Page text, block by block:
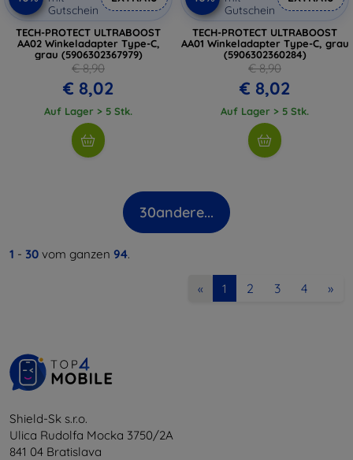
Gutschein
TECH-PROTECT ULTRABOOST
AA02 Winkeladapter Type-C,
grau (5906302367979)
€ 8,90
€ 8,02
Auf Lager > 5 Stk.
Gutschein
TECH-PROTECT ULTRABOOST
AA01 Winkeladapter Type-C, grau
(5906302360284)
€ 8,90
€ 8,02
Auf Lager > 5 Stk.
30andere...
1 - 30 vom ganzen 94.
« 1 2 3 4 »
Shield-Sk s.r.o.
Ulica Rudolfa Mocka 3750/2A
841 04 Bratislava